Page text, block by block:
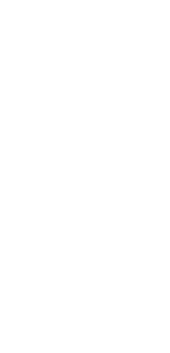
Thread지원 과
적화 하도록 설
이빙
성에
저장
자료 백
능 제